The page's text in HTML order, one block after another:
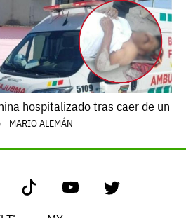
hospitalizado tras caer de un
MARIO ALEMÁN